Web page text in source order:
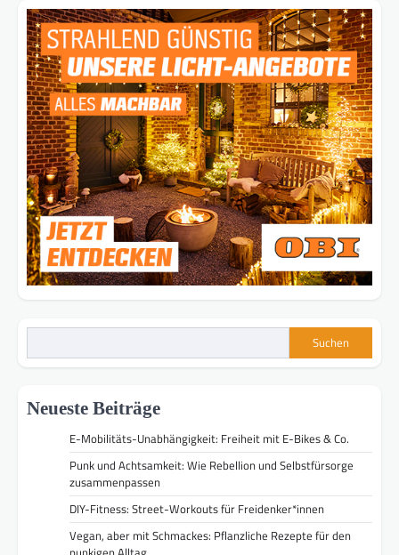
Suchen
Neueste Beiträge
E-Mobilitäts-Unabhängigkeit: Freiheit mit E-Bikes & Co.
Punk und Achtsamkeit: Wie Rebellion und Selbstfürsorge
zusammenpassen
DIY-Fitness: Street-Workouts für Freidenker*innen
Vegan, aber mit Schmackes: Pflanzliche Rezepte für den